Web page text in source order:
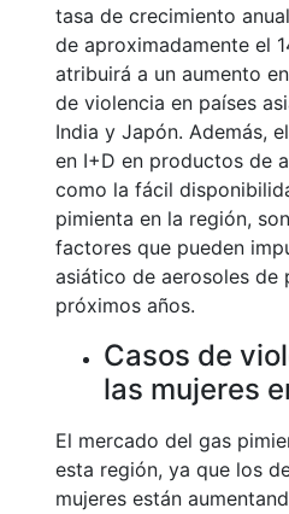
tasa de crecimiento
de aproximadamente el
atribuirá a un aumento
de violencia en países
India y Japón. Además,
en I+D en productos de
como la fácil
pimienta en la región,
factores que pueden
asiático de aerosoles de
próximos años.
Casos de
las mujeres
El mercado del gas
esta región, ya que los
mujeres están